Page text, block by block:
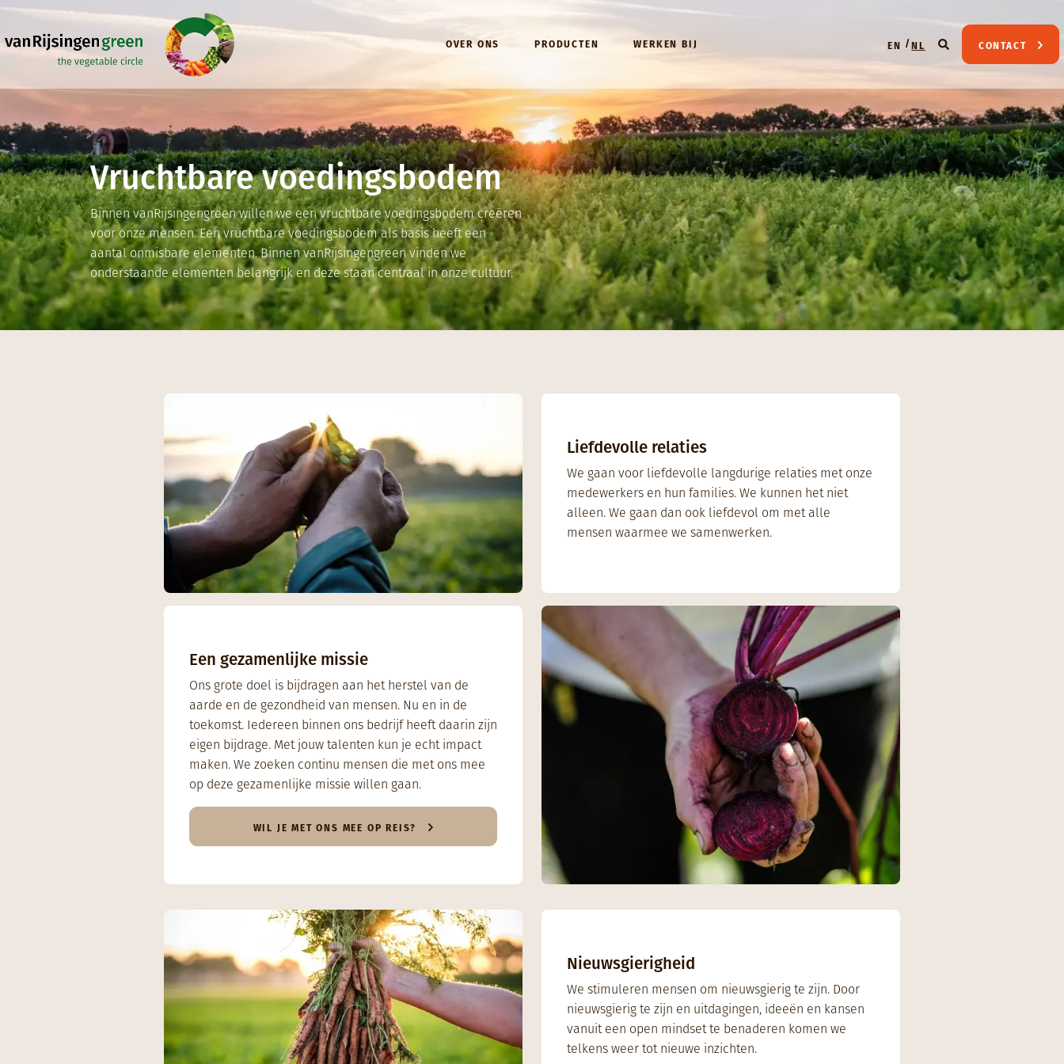
Overslaan en naar de inhoud gaan
Hoofdmenu (NL)
OVER ONS PRODUCTEN WERKEN BIJ EN NL CONTACT
Vruchtbare voedingsbodem
Binnen vanRijsingengreen willen we een vruchtbare voedingsbodem creëren
voor onze mensen. Een vruchtbare voedingsbodem als basis heeft een
aantal onmisbare elementen. Binnen vanRijsingengreen vinden we
onderstaande elementen belangrijk en deze staan centraal in onze cultuur.
Liefdevolle relaties
We gaan voor liefdevolle langdurige relaties met onze
medewerkers en hun families. We kunnen het niet
alleen. We gaan dan ook liefdevol om met alle
mensen waarmee we samenwerken.
Een gezamenlijke missie
Ons grote doel is bijdragen aan het herstel van de
aarde en de gezondheid van mensen. Nu en in de
toekomst. Iedereen binnen ons bedrijf heeft daarin zijn
eigen bijdrage. Met jouw talenten kun je echt impact
maken. We zoeken continu mensen die met ons mee
op deze gezamenlijke missie willen gaan.
WIL JE MET ONS MEE OP REIS?
Nieuwsgierigheid
We stimuleren mensen om nieuwsgierig te zijn. Door
nieuwsgierig te zijn en uitdagingen, ideeën en kansen
vanuit een open mindset te benaderen komen we
telkens weer tot nieuwe inzichten.